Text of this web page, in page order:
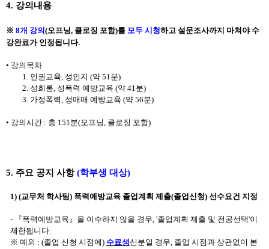
4. 강의내용
※ 8개 강의 (오프닝, 클로징 포함)를 모두 시청하고 설문조사까지 마쳐야 수
강완료가 인정됩니다.
• 강의목차
1. 인권교육, 성인지 (약 51분)
2. 성희롱, 성폭력 예방교육 (약 41분)
3. 가정폭력, 성매매 예방교육 (약 56분)
• 강의시간 : 총 151분(오프닝, 클로징 포함)
5. 주요 공지 사항(학부생 대상)
1) (교무처 학사팀) 폭력예방교육 졸업계획 제출(졸업신청) 선수요건 지정
- 『폭력예방교육』 을 이수하지 않을 경우, '졸업계획 제출 및 전공선택'이
제한됩니다.
※ 예외 : (졸업 신청 시점에) 수료생신분일 경우, 졸업 시점과 상관없이 본